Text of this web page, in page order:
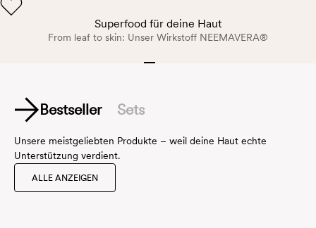
Superfood für deine Haut
From leaf to skin: Unser Wirkstoff NEEMAVERA®
Bestseller Sets
Unsere meistgeliebten Produkte – weil deine Haut echte
Unterstützung verdient.
ALLE ANZEIGEN